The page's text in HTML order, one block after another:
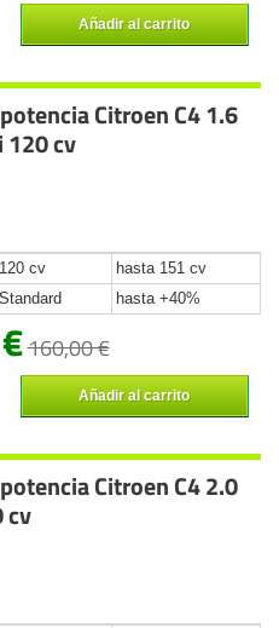
Añadir al carrito
Citroen C4 1.6
120 cv
cv
hasta 151 cv
hasta +40%
160,00 €
Añadir al carrito
Citroen C4 2.0
cv